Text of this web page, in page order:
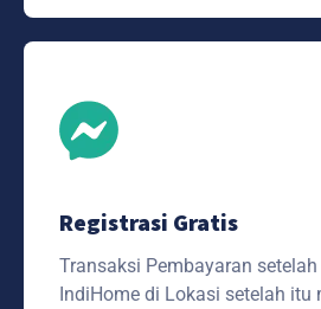
Registrasi Gratis
Transaksi Pembayaran
IndiHome di Lokasi setelah itu